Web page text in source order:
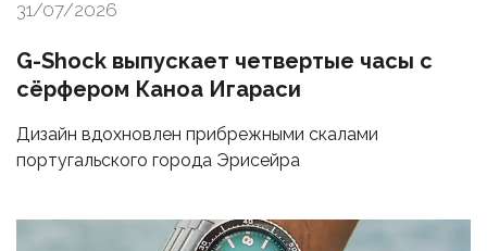
31/07/2026
G-Shock выпускает четвертые часы с
сёрфером Каноа Игараси
Дизайн вдохновлен прибрежными скалами
португальского города Эрисейра